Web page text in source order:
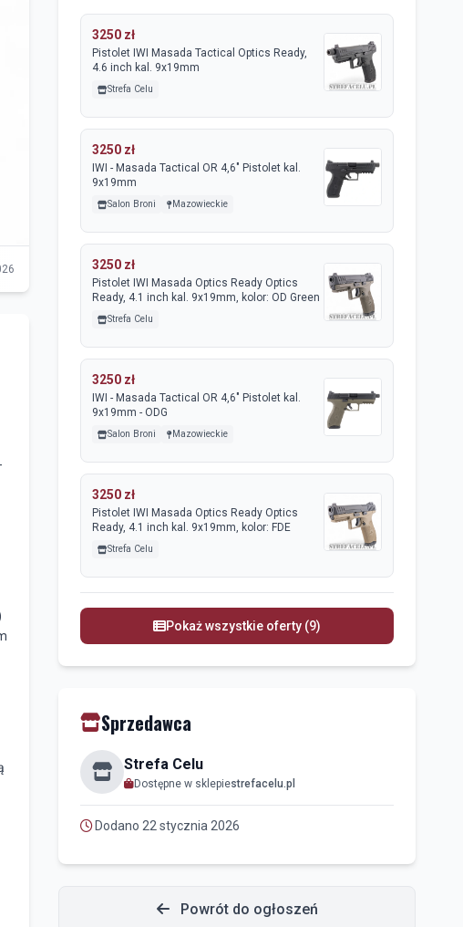
3250 zł
Pistolet IWI Masada Tactical Optics Ready,
4.6 inch kal. 9x19mm
Strefa Celu
3250 zł
IWI - Masada Tactical OR 4,6" Pistolet kal.
9x19mm
Salon Broni Mazowieckie
3250 zł
Pistolet IWI Masada Optics Ready Optics
Ready, 4.1 inch kal. 9x19mm, kolor: OD Green
Strefa Celu
3250 zł
IWI - Masada Tactical OR 4,6" Pistolet kal.
9x19mm - ODG
Salon Broni Mazowieckie
3250 zł
Pistolet IWI Masada Optics Ready Optics
Ready, 4.1 inch kal. 9x19mm, kolor: FDE
Strefa Celu
Pokaż wszystkie oferty (9)
Sprzedawca
Strefa Celu
Dostępne w sklepiestrefacelu.pl
Dodano 22 stycznia 2026
Powrót do ogłoszeń